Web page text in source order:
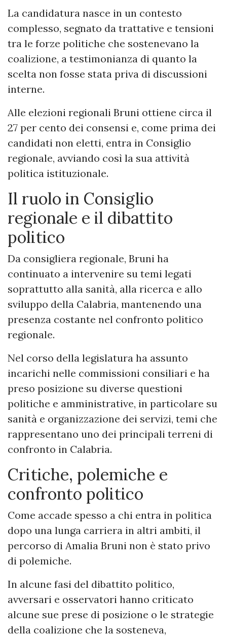
La candidatura nasce in un contesto
complesso, segnato da trattative e tensioni
tra le forze politiche che sostenevano la
coalizione, a testimonianza di quanto la
scelta non fosse stata priva di discussioni
interne.
Alle elezioni regionali Bruni ottiene circa il
27 per cento dei consensi e, come prima dei
candidati non eletti, entra in Consiglio
regionale, avviando così la sua attività
politica istituzionale.
Il ruolo in Consiglio
regionale e il dibattito
politico
Da consigliera regionale, Bruni ha
continuato a intervenire su temi legati
soprattutto alla sanità, alla ricerca e allo
sviluppo della Calabria, mantenendo una
presenza costante nel confronto politico
regionale.
Nel corso della legislatura ha assunto
incarichi nelle commissioni consiliari e ha
preso posizione su diverse questioni
politiche e amministrative, in particolare su
sanità e organizzazione dei servizi, temi che
rappresentano uno dei principali terreni di
confronto in Calabria.
Critiche, polemiche e
confronto politico
Come accade spesso a chi entra in politica
dopo una lunga carriera in altri ambiti, il
percorso di Amalia Bruni non è stato privo
di polemiche.
In alcune fasi del dibattito politico,
avversari e osservatori hanno criticato
alcune sue prese di posizione o le strategie
della coalizione che la sosteneva,